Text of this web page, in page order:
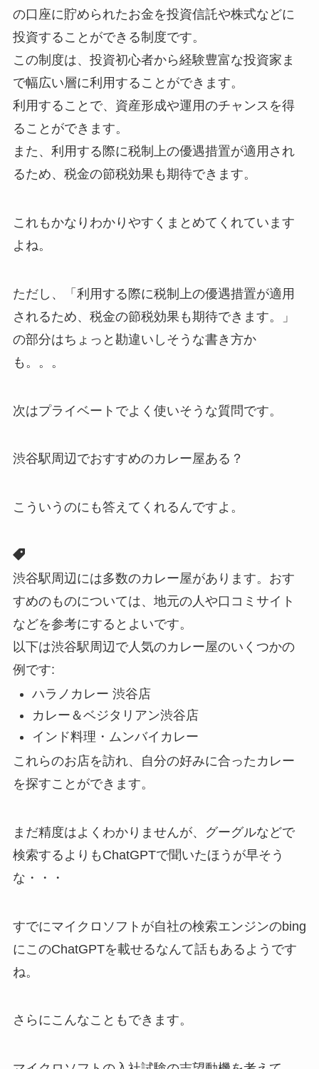
の口座に貯められたお金を投資信託や株式などに
投資することができる制度です。
この制度は、投資初心者から経験豊富な投資家ま
で幅広い層に利用することができます。
利用することで、資産形成や運用のチャンスを得
ることができます。
また、利用する際に税制上の優遇措置が適用され
るため、税金の節税効果も期待できます。
これもかなりわかりやすくまとめてくれています
よね。
ただし、「利用する際に税制上の優遇措置が適用
されるため、税金の節税効果も期待できます。」
の部分はちょっと勘違いしそうな書き方か
も。。。
次はプライベートでよく使いそうな質問です。
渋谷駅周辺でおすすめのカレー屋ある？
こういうのにも答えてくれるんですよ。
渋谷駅周辺には多数のカレー屋があります。おす
すめのものについては、地元の人や口コミサイト
などを参考にするとよいです。
以下は渋谷駅周辺で人気のカレー屋のいくつかの
例です:
ハラノカレー 渋谷店
カレー＆ベジタリアン渋谷店
インド料理・ムンバイカレー
これらのお店を訪れ、自分の好みに合ったカレー
を探すことができます。
まだ精度はよくわかりませんが、グーグルなどで
検索するよりもChatGPTで聞いたほうが早そう
な・・・
すでにマイクロソフトが自社の検索エンジンのbing
にこのChatGPTを載せるなんて話もあるようです
ね。
さらにこんなこともできます。